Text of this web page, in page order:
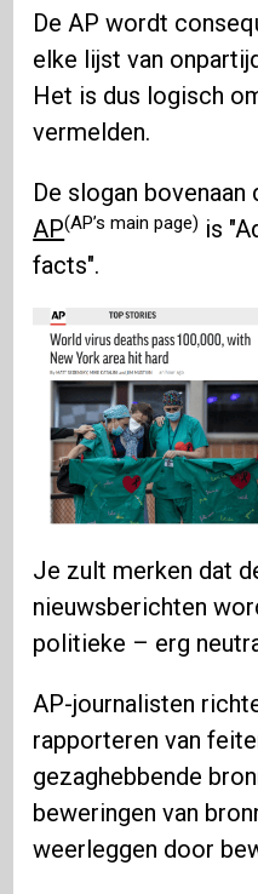
De AP wordt
elke lijst van
Het is dus logisch
vermelden.
De slogan bovenaan
AP(AP’s main page) is
facts".
Je zult merken dat
nieuwsberichten
politieke – erg
AP-journalisten
rapporteren van
gezaghebbende
beweringen van
weerleggen door